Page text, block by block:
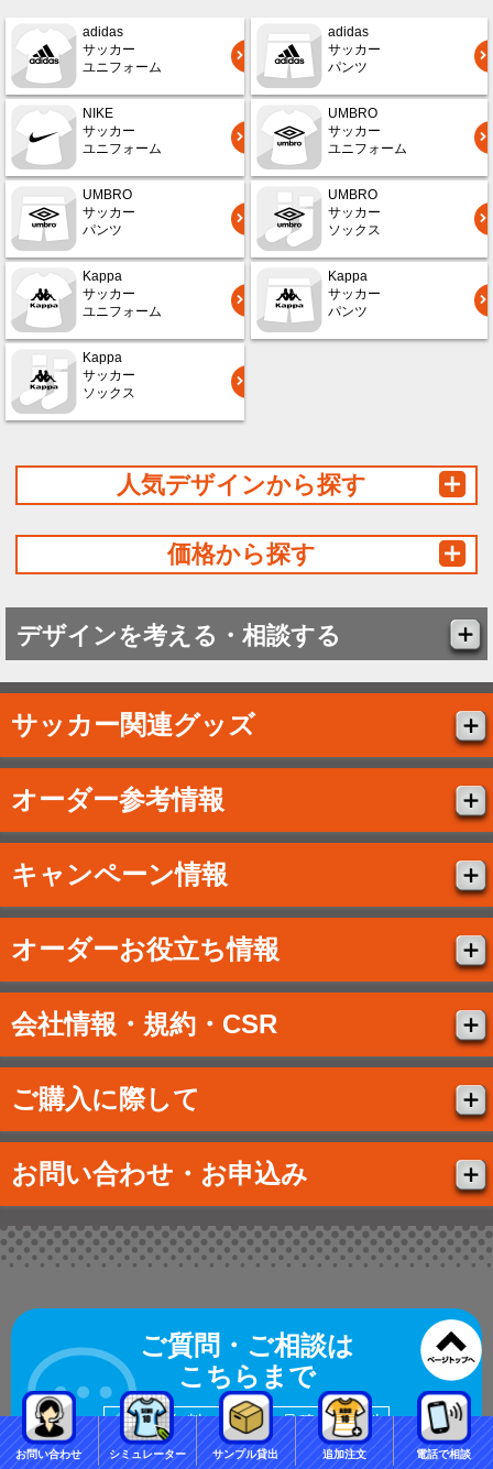
adidas
サッカー
ユニフォーム
adidas
サッカー
パンツ
NIKE
サッカー
ユニフォーム
UMBRO
サッカー
ユニフォーム
UMBRO
サッカー
パンツ
UMBRO
サッカー
ソックス
Kappa
サッカー
ユニフォーム
Kappa
サッカー
パンツ
Kappa
サッカー
ソックス
人気デザインから探す
価格から探す
デザインを考える・相談する
サッカー関連グッズ
オーダー参考情報
キャンペーン情報
オーダーお役立ち情報
会社情報・規約・CSR
ご購入に際して
お問い合わせ・お申込み
ご質問・ご相談は
こちらまで
相談無料 お見積もり無料
お問い合わせ シミュレーター サンプル貸出 追加注文 電話で相談